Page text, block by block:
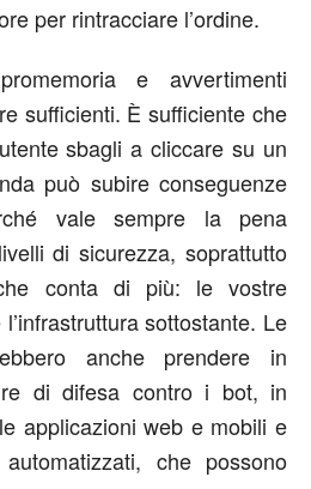
per rintracciare l’ordine.
e avvertimenti
sufficienti. È sufficiente che
sbagli a cliccare su un
può subire conseguenze
vale sempre la pena
di sicurezza, soprattutto
conta di più: le vostre
sottostante. Le
anche prendere in
di difesa contro i bot, in
applicazioni web e mobili e
che possono